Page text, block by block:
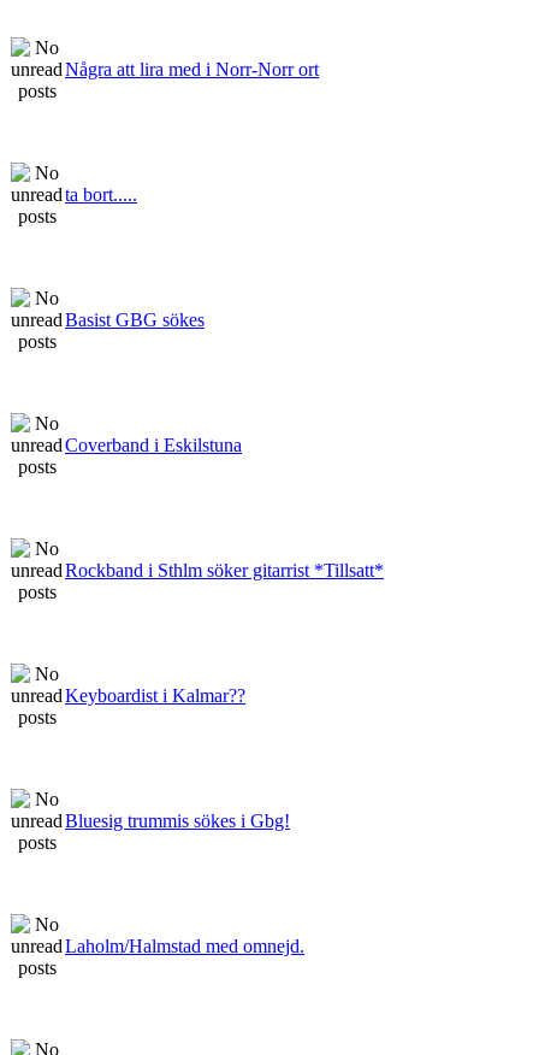
Några att lira med i Norr-Norr ort
ta bort.....
Basist GBG sökes
Coverband i Eskilstuna
Rockband i Sthlm söker gitarrist *Tillsatt*
Keyboardist i Kalmar??
Bluesig trummis sökes i Gbg!
Laholm/Halmstad med omnejd.